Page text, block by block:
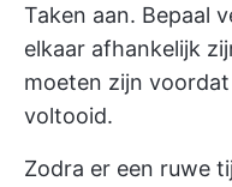
Taken aan. Bepaal
elkaar afhankelijk
moeten zijn
voltooid.
Zodra er een ruwe